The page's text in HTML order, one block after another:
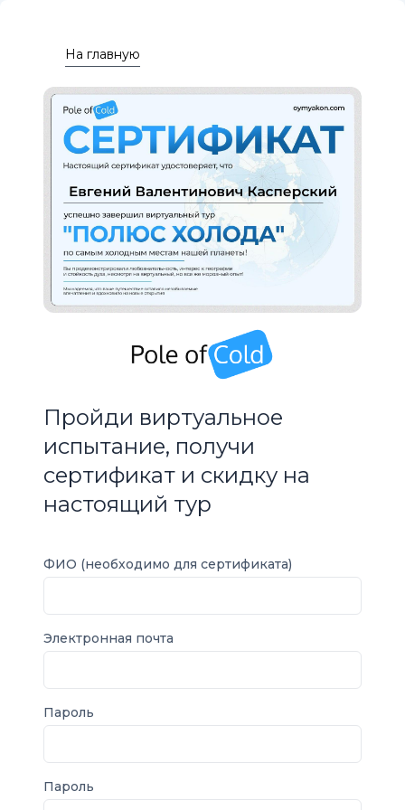
На главную
Пройди виртуальное
испытание, получи
сертификат и скидку на
настоящий тур
ФИО (необходимо для сертификата)
Электронная почта
Пароль
Пароль